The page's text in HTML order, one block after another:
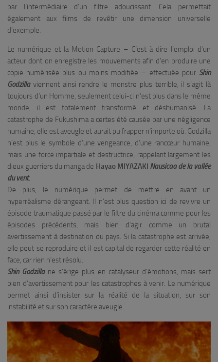
par l’intermédiaire d’un filtre adoucissant. Cela permettait
également aux films de revêtir une dimension universelle
d’exemple.
Le numérique et la Motion Capture – C’est à dire l’emploi d’un
acteur dont on enregistre les mouvements afin d’en produire une
copie numérisée plus ou moins modifiée – effectuée pour Shin
Godzillaviennent ainsi rendre le monstre plus terrible, il s’agit là
toujours d’un Homme, seulement celui-ci n’est plus dans le même
monde, il est totalement transformé et déshumanisé. La
catastrophe de Fukushima a certes été causée par une négligence
humaine, elle est aveugle et aurait pu frapper n’importe où. Godzilla
n’est plus le symbole d’une vengeance, d’une rancœur humaine,
mais une force impartiale et destructrice, rappelant largement les
dieux guerriers du manga de Hayao MIYAZAKI Nausicaa de la vallée
du vent.
De plus, le numérique permet de mettre en avant un
hyperréalisme dérangeant. Il n’est plus question ici de revivre un
épisode traumatique passé par le filtre du cinéma comme pour les
épisodes précédents, mais bien d’agir comme un brutal
avertissement à destination du pays. Si la catastrophe est arrivée,
elle peut se reproduire et il est capital de regarder cette réalité en
face, car rien n’est résolu.
Shin Godzillane s’érige plus en catalyseur d’émotions, mais sert
bien d’avertissement pour les catastrophes à venir. Le numérique
permet ainsi d’insister sur la réalité de la situation, sur son
instabilité et sur son caractère aveugle.